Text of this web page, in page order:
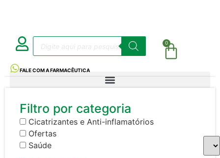
0
FALE COM A FARMACÊUTICA
Filtro por categoria
Cicatrizantes e Anti-inflamatórios
Ofertas
Saúde